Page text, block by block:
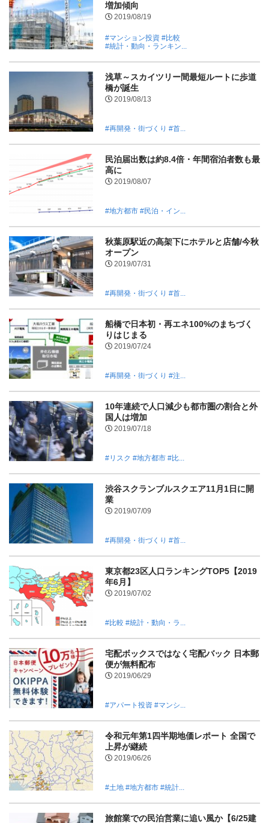
増加傾向
2019/08/19
#マンション投資 #比較
#統計・動向・ランキン...
浅草～スカイツリー間最短ルートに歩道
橋が誕生
2019/08/13
#再開発・街づくり #首...
民泊届出数は約8.4倍・年間宿泊者数も最
高に
2019/08/07
#地方都市 #民泊・イン...
秋葉原駅近の高架下にホテルと店舗/今秋
オープン
2019/07/31
#再開発・街づくり #首...
船橋で日本初・再エネ100%のまちづく
りはじまる
2019/07/24
#再開発・街づくり #注...
10年連続で人口減少も都市圏の割合と外
国人は増加
2019/07/18
#リスク #地方都市 #比...
渋谷スクランブルスクエア11月1日に開
業
2019/07/09
#再開発・街づくり #首...
東京都23区人口ランキングTOP5【2019
年6月】
2019/07/02
#比較 #統計・動向・ラ...
宅配ボックスではなく宅配バック 日本郵
便が無料配布
2019/06/29
#アパート投資 #マンシ...
令和元年第1四半期地価レポート 全国で
上昇が継続
2019/06/26
#土地 #地方都市 #統計...
旅館業での民泊営業に追い風か【6/25建